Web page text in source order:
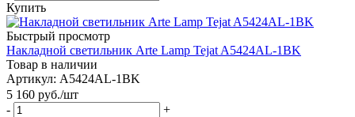
Купить
Быстрый просмотр
Накладной светильник Arte Lamp Tejat A5424AL-1BK
Товар в наличии
Артикул: A5424AL-1BK
5 160 руб./шт
-
+